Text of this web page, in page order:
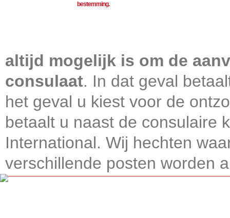
bestemming.
altijd mogelijk is om de
consulaat. In dat geval
het geval u kiest voor de
betaalt u naast de consulaire
International. Wij hechten
verschillende posten worden